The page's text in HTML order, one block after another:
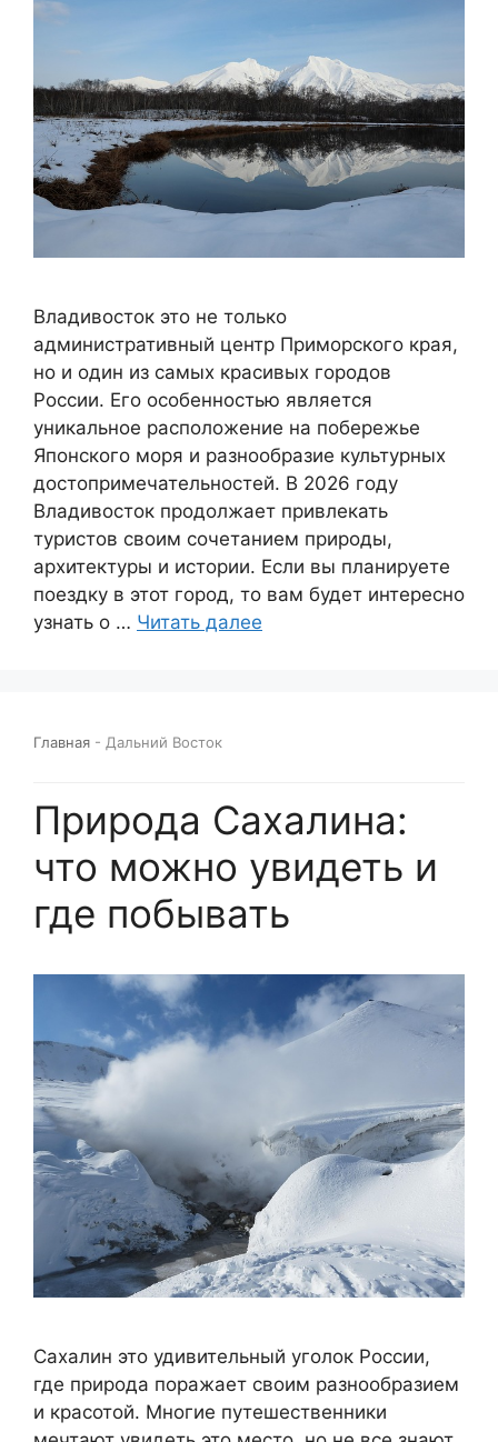
Владивосток это не только
административный центр Приморского края,
но и один из самых красивых городов
России. Его особенностью является
уникальное расположение на побережье
Японского моря и разнообразие культурных
достопримечательностей. В 2026 году
Владивосток продолжает привлекать
туристов своим сочетанием природы,
архитектуры и истории. Если вы планируете
поездку в этот город, то вам будет интересно
узнать о … Читать далее
Главная - Дальний Восток
Природа Сахалина:
что можно увидеть и
где побывать
Сахалин это удивительный уголок России,
где природа поражает своим разнообразием
и красотой. Многие путешественники